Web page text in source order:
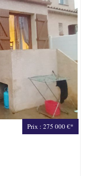
Prix : 275 000 €*